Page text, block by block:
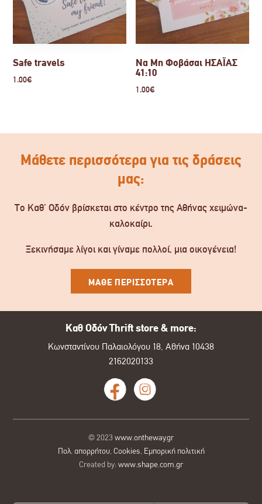
Safe travels
1.00€
Να Μη Φοβάσαι ΗΣΑΪΑΣ
41:10
1.00€
Μάθετε περισσότερα για τις δράσεις
μας:
Το Καθ’ Οδόν βρίσκεται στο κέντρο της Αθήνας χειμώνα-
καλοκαίρι.
Ξεκινήσαμε λίγοι και γίναμε πολλοί, μια οικογένεια!
ΜΑΘΕ ΠΕΡΙΣΣΟΤΕΡΑ
Καθ Οδόν Thrift store & more:
Κωνσταντίνου Παλαιολόγου 18, Αθήνα 10438
2162020133
© 2023 www.ontheway.gr
Πολ. απορρήτου,Cookies, Εμπορική πολιτική
Created by:www.shape.com.gr